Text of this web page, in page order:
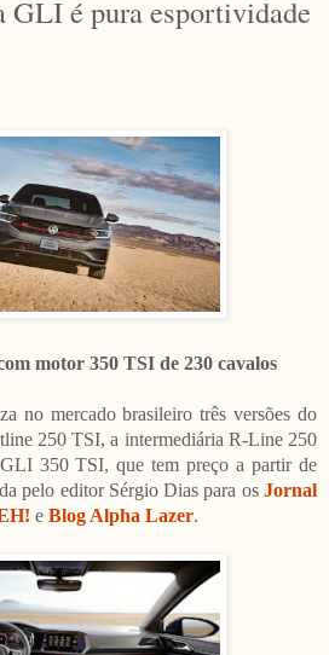
GLI é pura esportividade
motor 350 TSI de 230 cavalos
no mercado brasileiro três versões do
250 TSI, a intermediária R-Line 250
350 TSI, que tem preço a partir de
pelo editor Sérgio Dias para os Jornal
e Blog Alpha Lazer.